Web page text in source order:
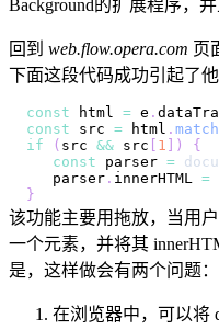
Background的扩展程序，
回到 web.flow.opera.com 页
下面这段代码成功引起了他
const html = e .
const src = html . match
if
( src && src 1 )
{
const parser =
   parser
. innerHTML =
}
该功能主要用拖放，当用
一个元素，并将其
是，这样做会有两个问题：
在浏览器中，可以将